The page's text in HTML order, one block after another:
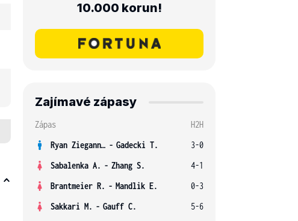
10.000 korun!
Zajímavé zápasy
Zápas
H2H
Ryan Ziegann S. - Gadecki T.
3-0
Sabalenka A. - Zhang S.
4-1
Brantmeier R. - Mandlik E.
0-3
Sakkari M. - Gauff C.
5-6